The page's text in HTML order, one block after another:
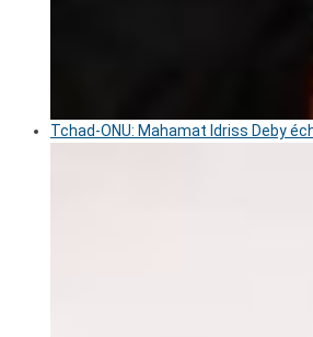
Tchad-ONU: Mahamat Idriss Deby